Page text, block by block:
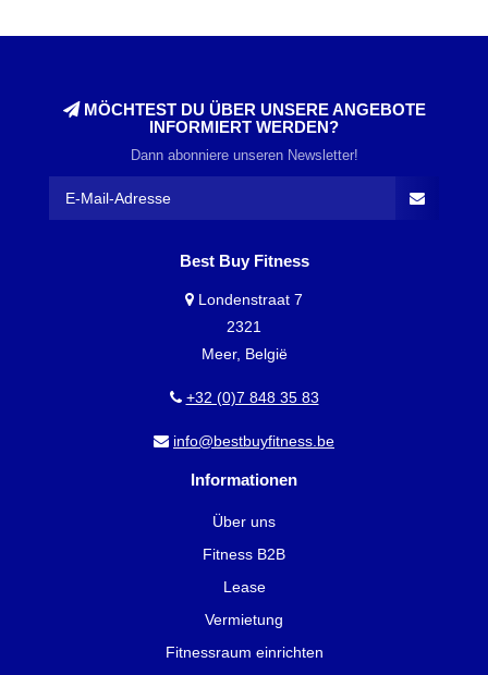
MÖCHTEST DU ÜBER UNSERE ANGEBOTE
INFORMIERT WERDEN?
Dann abonniere unseren Newsletter!
Best Buy Fitness
Londenstraat 7
2321
Meer, België
+32 (0)7 848 35 83
info@bestbuyfitness.be
Informationen
Über uns
Fitness B2B
Lease
Vermietung
Fitnessraum einrichten